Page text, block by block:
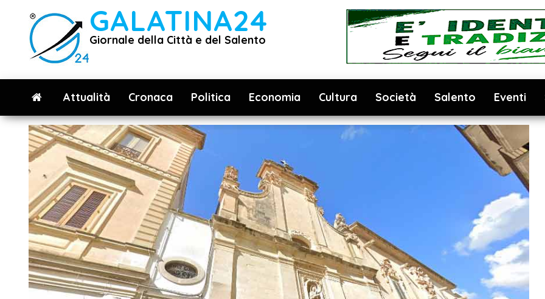
contenuto
GALATINA24
Giornale della Città e del Salento
Attualità Cronaca Politica Economia Cultura Società Salento Eventi